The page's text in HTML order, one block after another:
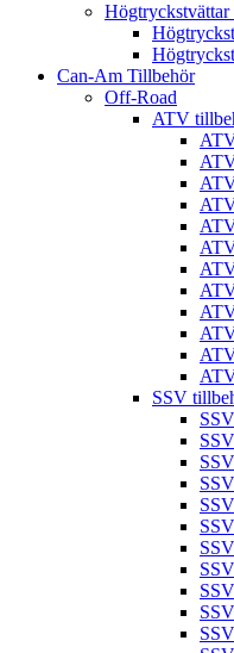
Högtryckstvättar
Can-Am Tillbehör
Off-Road
ATV
SSV